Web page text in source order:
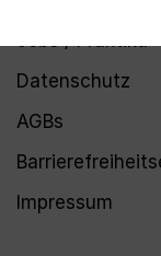
Jobs / Praktika
Datenschutz
AGBs
Impressum